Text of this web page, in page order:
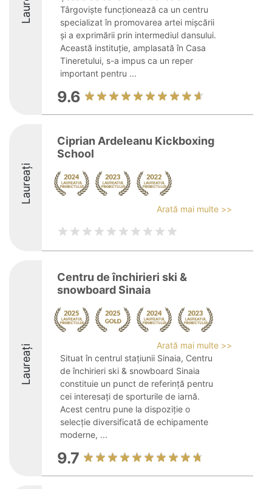
Târgoviște funcționează ca un centru
specializat în promovarea artei mișcării
și a exprimării prin intermediul dansului.
Această instituție, amplasată în Casa
Tineretului, s-a impus ca un reper
important pentru ...
9.6
Laureați
Ciprian Ardeleanu Kickboxing
School
Arată mai multe >>
Laureați
Centru de închirieri ski &
snowboard Sinaia
Arată mai multe >>
Situat în centrul stațiunii Sinaia, Centru
de închirieri ski & snowboard Sinaia
constituie un punct de referință pentru
cei interesați de sporturile de iarnă.
Acest centru pune la dispoziție o
selecție diversificată de echipamente
moderne, ...
9.7